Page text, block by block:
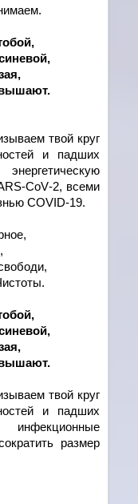
твой круг
и падших
-CoV-2, всеми
COVID-19.
твой круг
и падших
размер